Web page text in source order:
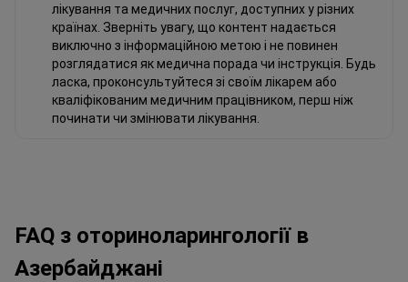
лікування та медичних послуг, доступних у різних
країнах. Зверніть увагу, що контент надається
виключно з інформаційною метою і не повинен
розглядатися як медична порада чи інструкція. Будь
ласка, проконсультуйтеся зі своїм лікарем або
кваліфікованим медичним працівником, перш ніж
починати чи змінювати лікування.
FAQ з оториноларингології в
Азербайджані